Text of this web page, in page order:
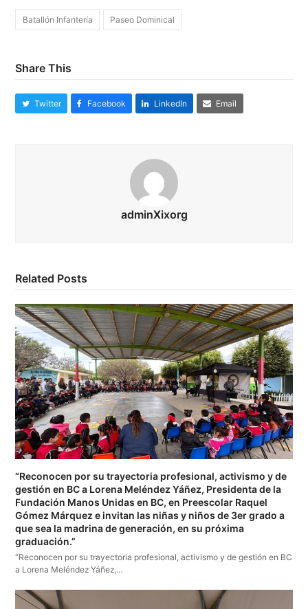
Batallón Infantería Paseo Dominical
Share This
Twitter Facebook LinkedIn Email
adminXixorg
Related Posts
“Reconocen por su trayectoria profesional, activismo y de
gestión en BC a Lorena Meléndez Yáñez, Presidenta de la
Fundación Manos Unidas en BC, en Preescolar Raquel
Gómez Márquez e invitan las niñas y niños de 3er grado a
que sea la madrina de generación, en su próxima
graduación.”
“Reconocen por su trayectoria profesional, activismo y de gestión en BC
a Lorena Meléndez Yáñez,…